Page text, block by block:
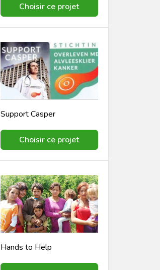
Choisir ce projet
Support Casper
Choisir ce projet
Hands to Help